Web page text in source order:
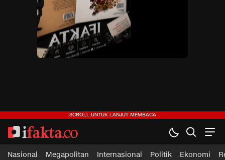
ifakta.co
#pastibenar
Nasional Megapolitan Internasional Politik Ekonomi